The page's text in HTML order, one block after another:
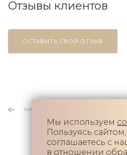
Отзывы клиентов
ОСТАВИТЬ СВОЙ ОТЗЫВ
НАЗАД К СПИСКУ
Мы используем
Пользуясь
соглашаетесь с
в отношении